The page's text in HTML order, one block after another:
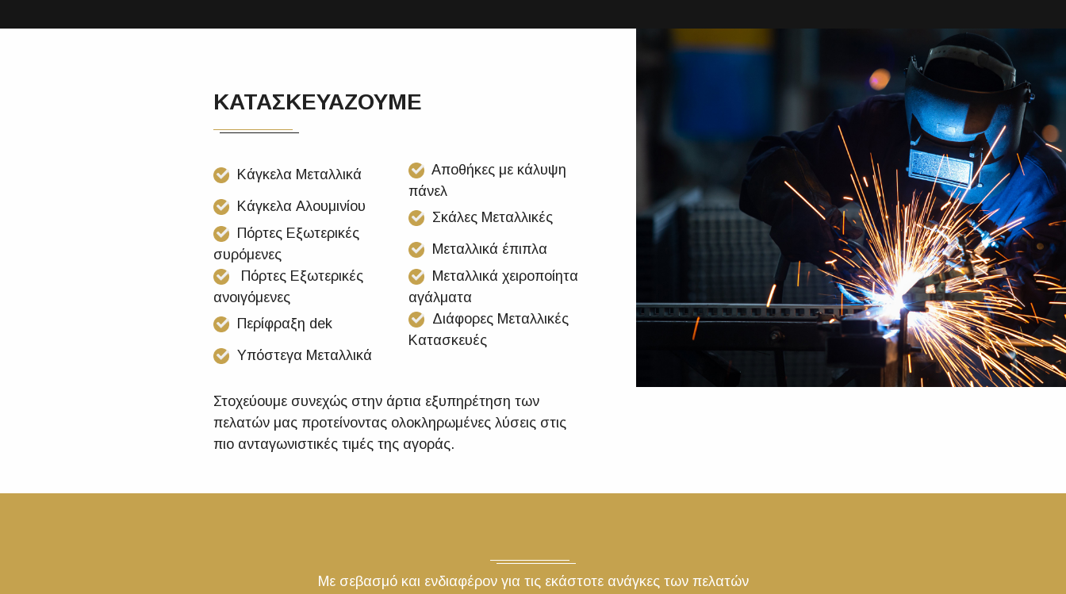
ΚΑΤΑΣΚΕΥΑΖΟΥΜΕ
Κάγκελα Μεταλλικά
Κάγκελα Αλουμινίου
Πόρτες Εξωτερικές
συρόμενες
Πόρτες Εξωτερικές
ανοιγόμενες
Περίφραξη dek
Υπόστεγα Μεταλλικά
Aποθήκες με κάλυψη
πάνελ
Σκάλες Μεταλλικές
Μεταλλικά έπιπλα
Μεταλλικά χειροποίητα
αγάλματα
Διάφορες Μεταλλικές
Κατασκευές
Στοχεύουμε συνεχώς στην άρτια εξυπηρέτηση των
πελατών μας προτείνοντας ολοκληρωμένες λύσεις στις
πιο ανταγωνιστικές τιμές της αγοράς.
Με σεβασμό και ενδιαφέρον για τις εκάστοτε ανάγκες των πελατών